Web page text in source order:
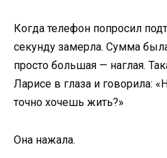
Когда телефон попросил
секунду замерла. Сумма
просто большая — наглая.
Ларисе в глаза и говорила:
точно хочешь жить?»
Она нажала.